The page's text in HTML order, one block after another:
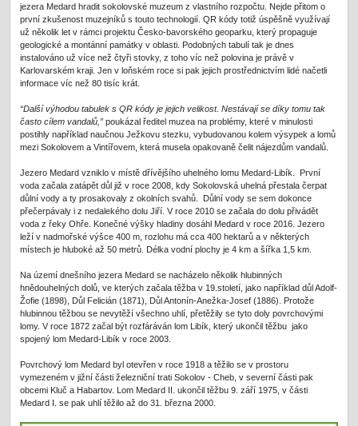
jezera Medard hradit sokolovské muzeum z vlastního rozpočtu. Nejde přitom o
první zkušenost muzejníků s touto technologií. QR kódy totiž úspěšně využívají
už několik let v rámci projektu Česko-bavorského geoparku, který propaguje
geologické a montánní památky v oblasti. Podobných tabulí tak je dnes
instalováno už více než čtyři stovky, z toho víc než polovina je právě v
Karlovarském kraji. Jen v loňském roce si pak jejich prostřednictvím lidé načetli
informace víc než 80 tisíc krát.
“Další výhodou tabulek s QR kódy je jejich velikost. Nestávají se díky tomu tak
často cílem vandalů,” poukázal ředitel muzea na problémy, které v minulosti
postihly například naučnou Ježkovu stezku, vybudovanou kolem výsypek a lomů
mezi Sokolovem a Vintířovem, která musela opakovaně čelit nájezdům vandalů.
Jezero Medard vzniklo v místě dřívějšího uhelného lomu Medard-Libík. První
voda začala zatápět důl již v roce 2008, kdy Sokolovská uhelná přestala čerpat
důlní vody a ty prosakovaly z okolních svahů. Důlní vody se sem dokonce
přečerpávaly i z nedalekého dolu Jiří. V roce 2010 se začala do dolu přivádět
voda z řeky Ohře. Konečné výšky hladiny dosáhl Medard v roce 2016. Jezero
leží v nadmořské výšce 400 m, rozlohu má cca 400 hektarů a v některých
místech je hluboké až 50 metrů. Délka vodní plochy je 4 km a šířka 1,5 km.
Na území dnešního jezera Medard se nacházelo několik hlubinných
hnědouhelných dolů, ve kterých začala těžba v 19.století, jako například důl Adolf-
Žofie (1898), Důl Felicián (1871), Důl Antonín-Anežka-Josef (1886). Protože
hlubinnou těžbou se nevytěží všechno uhlí, přetěžily se tyto doly povrchovými
lomy. V roce 1872 začal být rozfáráván lom Libík, který ukončil těžbu jako
spojený lom Medard-Libík v roce 2003.
Povrchový lom Medard byl otevřen v roce 1918 a těžilo se v prostoru
vymezeném v jižní části železniční trati Sokolov - Cheb, v severní části pak
obcemi Kluč a Habartov. Lom Medard II. ukončil těžbu 9. září 1975, v části
Medard I. se pak uhlí těžilo až do 31. března 2000.